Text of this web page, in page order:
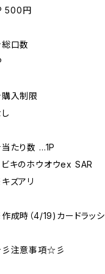
500円
口数
入制限
たり数 …1P
ビキのホウオウex SAR
ズアリ
成時（4/19)カードラッ
注意事項☆彡